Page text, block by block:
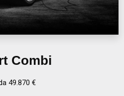
Combi
49.870 €